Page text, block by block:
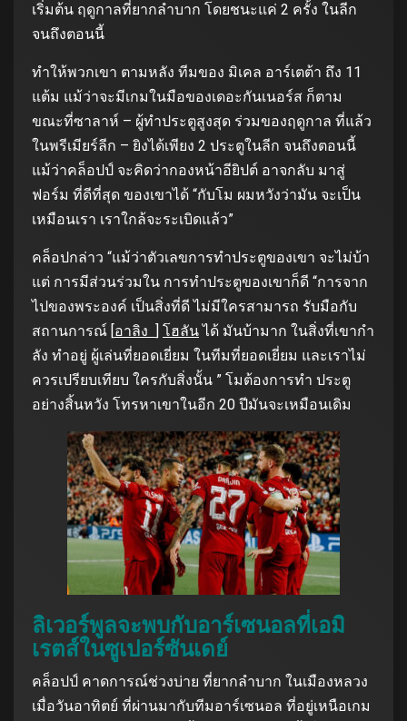
เริ่มต้น ฤดูกาลที่ยากลําบาก โดยชนะแค่ 2 ครั้ง ในลีก
จนถึงตอนนี้
ทําให้พวกเขา ตามหลัง ทีมของ มิเคล อาร์เตต้า ถึง 11
แต้ม แม้ว่าจะมีเกมในมือของเดอะกันเนอร์ส ก็ตาม
ขณะที่ซาลาห์ – ผู้ทําประตูสูงสุด ร่วมของฤดูกาล ที่แล้ว
ในพรีเมียร์ลีก – ยิงได้เพียง 2 ประตูในลีก จนถึงตอนนี้
แม้ว่าคล็อปป์ จะคิดว่ากองหน้าอียิปต์ อาจกลับ มาสู่
ฟอร์ม ที่ดีที่สุด ของเขาได้ “กับโม ผมหวังว่ามัน จะเป็น
เหมือนเรา เราใกล้จะระเบิดแล้ว”
คล็อปกล่าว “แม้ว่าตัวเลขการทําประตูของเขา จะไม่บ้า
แต่ การมีส่วนร่วมใน การทําประตูของเขาก็ดี “การจาก
ไปของพระองค์ เป็นสิ่งที่ดี ไม่มีใครสามารถ รับมือกับ
สถานการณ์ [ อาลิง โฮลันได้ มันบ้ามาก ในสิ่งที่เขากํา
ลัง ทําอยู่ ผู้เล่นที่ยอดเยี่ยม ในทีมที่ยอดเยี่ยม และเราไม่
ควรเปรียบเทียบ ใครกับสิ่งนั้น ” โมต้องการทํา ประตู
อย่างสิ้นหวัง โทรหาเขาในอีก 20 ปีมันจะเหมือนเดิม
ลิเวอร์พูลจะพบกับอาร์เซนอลที่เอมิ
เรตส์ในซูเปอร์ซันเดย์
คล็อปป์ คาดการณ์ช่วงบ่าย ที่ยากลําบาก ในเมืองหลวง
เมื่อวันอาทิตย์ ที่ผ่านมากับทีมอาร์เซนอล ที่อยู่เหนือเกม